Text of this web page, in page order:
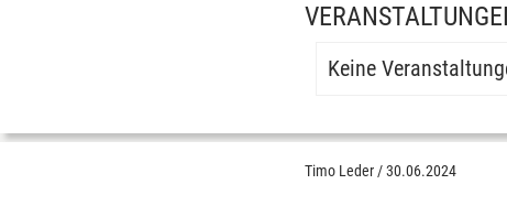
Keine
Timo Leder /30.06.2024